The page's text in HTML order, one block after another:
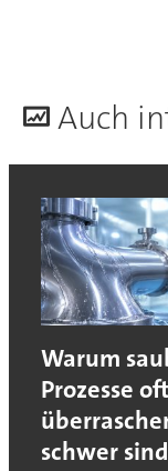
Auch
Warum
Prozesse oft
schwer sind